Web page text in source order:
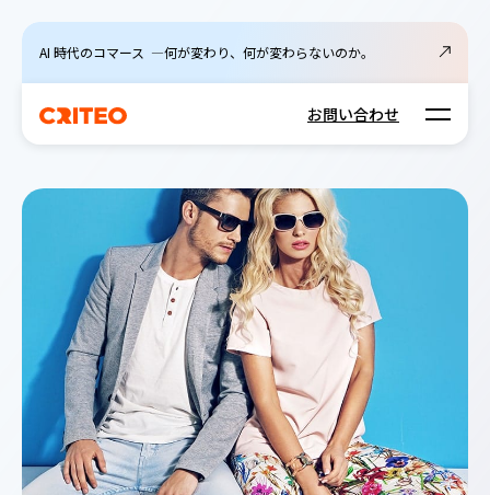
AI 時代のコマース ―何が変わり、何が変わらないのか。
お問い合わせ Open